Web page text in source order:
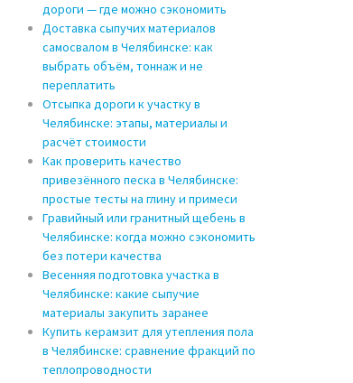
дороги — где можно сэкономить
Доставка сыпучих материалов
самосвалом в Челябинске: как
выбрать объём, тоннаж и не
переплатить
Отсыпка дороги к участку в
Челябинске: этапы, материалы и
расчёт стоимости
Как проверить качество
привезённого песка в Челябинске:
простые тесты на глину и примеси
Гравийный или гранитный щебень в
Челябинске: когда можно сэкономить
без потери качества
Весенняя подготовка участка в
Челябинске: какие сыпучие
материалы закупить заранее
Купить керамзит для утепления пола
в Челябинске: сравнение фракций по
теплопроводности